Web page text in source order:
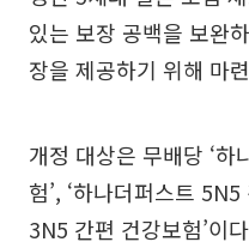
있는 보장 공백을 보완
장을 제공하기 위해 마
개정 대상은 무배당 ‘
험’, ‘하나더퍼스트
3N5 간편 건강보험’이